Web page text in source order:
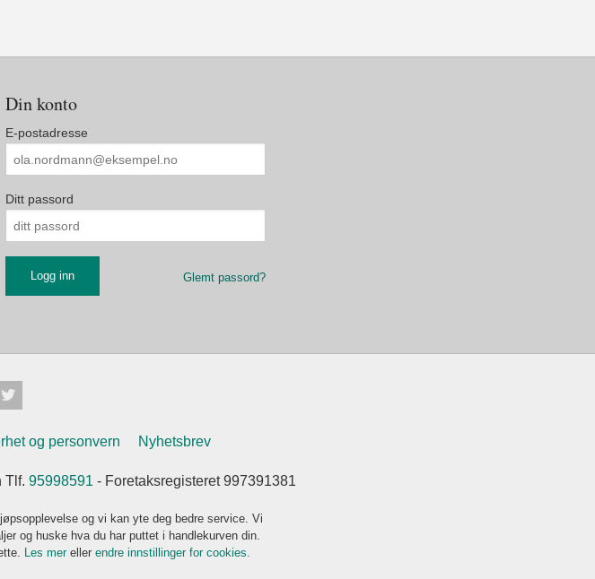
Din konto
E-postadresse
Ditt passord
Glemt passord?
og personvern Nyhetsbrev
Tlf. 95998591 - Foretaksregisteret 997391381
og vi kan yte deg bedre service. Vi
og huske hva du har puttet i handlekurven din.
Les mer eller endre innstillinger for cookies.